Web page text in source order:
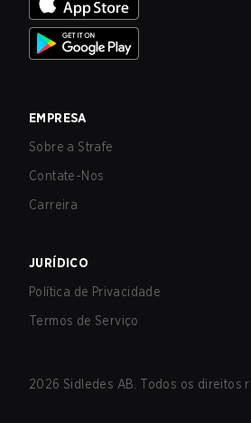
EMPRESA
Sobre a Strafe
Contate-Nos
Carreira
JURÍDICO
Política de Privacidade
Termos de Serviço
2026 Sidledes AB. Todos os direitos